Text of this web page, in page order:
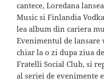
cantece, Loredana
Music si Finlandia
lea album din cariera
Evenimentul de lansare
chiar la o zi dupa ziua
Fratelli Social Club, si
al seriei de evenimente